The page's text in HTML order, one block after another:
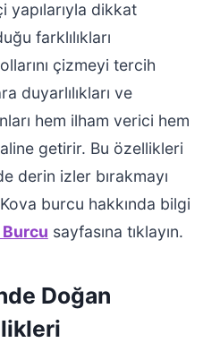
dikkat
farklılıkları
çizmeyi tercih
duyarlılıkları ve
hem ilham verici hem
getirir. Bu özellikleri
derin izler bırakmayı
burcu hakkında bilgi
Burcu sayfasına tıklayın.
Doğan